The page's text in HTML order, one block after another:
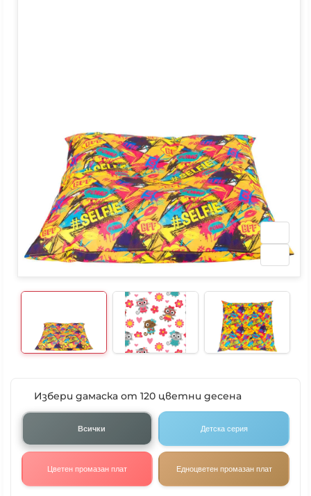
Избери дамаска от 120 цветни десена
Всички Детска серия
Цветен промазан плат Едноцветен промазан плат